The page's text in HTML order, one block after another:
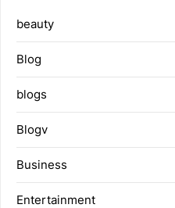
beauty
Blog
blogs
Blogv
Business
Entertainment